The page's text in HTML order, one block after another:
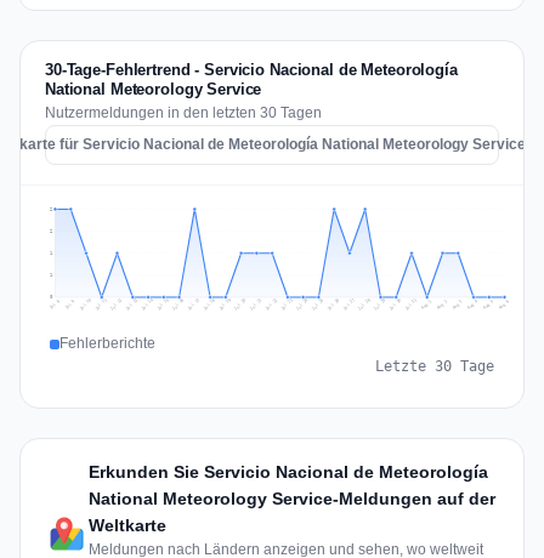
30-Tage-Fehlertrend - Servicio Nacional de Meteorología
National Meteorology Service
Nutzermeldungen in den letzten 30 Tagen
für Servicio Nacional de Meteorología National Meteorology Service
1
1
2
2
Jul 8 Jul 9 Jul 10 Jul 11 Jul 12 Jul 13 Jul 14 Jul 15 Jul 16 Jul 17 Jul 18 Jul 19 Jul 20 Jul 21 Jul 22 Jul 23 Jul 24 Jul 25 Jul 26 Jul 27 Jul 28 Jul 29 Jul 30 Jul 31 Aug 1 Aug 2 Aug 3 Aug 4 Aug 5 Aug 6
Fehlerberichte
Letzte 30 Tage
Erkunden Sie Servicio Nacional de Meteorología
National Meteorology Service-Meldungen auf der
Weltkarte
Meldungen nach Ländern anzeigen und sehen, wo weltweit